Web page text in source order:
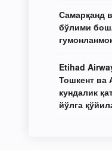
Самарқанд
бўлими
Etihad
Тошкент ва
кундалик
йўлга